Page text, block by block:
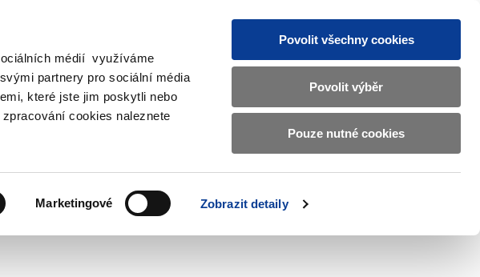
médií využíváme
partnery pro sociální média
které jste jim poskytli nebo
cookies naleznete
Marketingové Zobrazit detaily
Povolit všechny cookies
Povolit výběr
Pouze nutné cookies
CZ EN
Základní
informace
o
Ministerstvu
financí
submenu
účetnictví
submenu
EU
submenu